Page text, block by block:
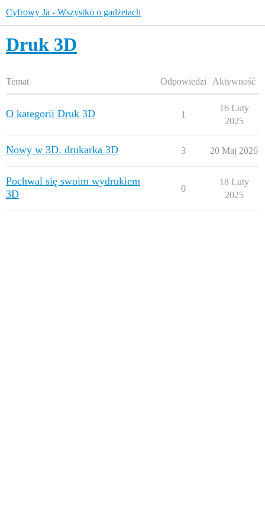
Cyfrowy Ja - Wszystko o gadżetach
Druk 3D
Temat Odpowiedzi Aktywność
O kategorii Druk 3D 1
16 Luty
2025
Nowy w 3D. drukarka 3D 3 20 Maj 2026
Pochwal się swoim wydrukiem
3D
0
18 Luty
2025